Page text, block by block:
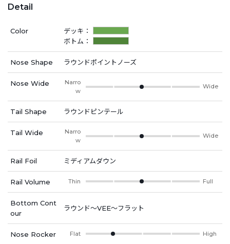
Detail
Color
デッキ：
ボトム：
Nose Shape ラウンドポイントノーズ
Nose Wide
Narro
w
Wide
Tail Shape ラウンドピンテール
Tail Wide
Narro
w
Wide
Rail Foil ミディアムダウン
Rail Volume Thin Full
Bottom Cont
our
ラウンド～VEE～フラット
Nose Rocker Flat High